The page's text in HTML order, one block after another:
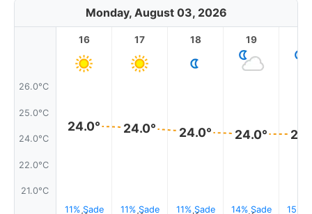
Monday, August 03, 2026
26.0°C
25.0°C
24.0°C
22.0°C
21.0°C
16
24.0°
11% Sade
17
24.0°
11% Sade
18
24.0°
11% Sade
19
24.0°
14% Sade 15%